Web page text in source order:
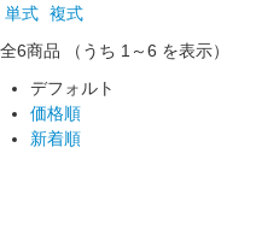
単式 複式
全6商品 （うち 1～6 を表示）
デフォルト
価格順
新着順